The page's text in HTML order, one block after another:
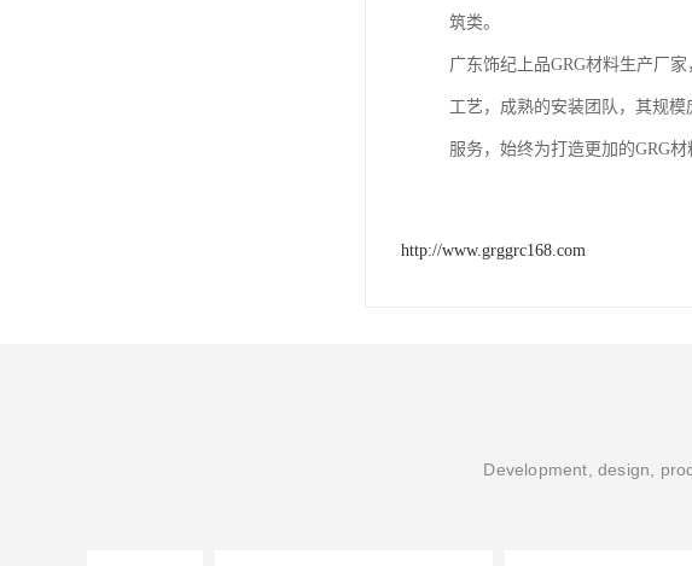
筑类。
广东饰纪上品GRG材料生产厂
工艺，成熟的安装团队，其规
服务，始终为打造更加的GRG
http://www.grggrc168.com
Development, design,